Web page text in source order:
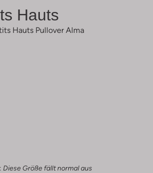
Hauts
Hauts Pullover Alma
Diese Größe fällt normal aus